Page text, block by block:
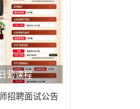
营课程
招聘面试公告